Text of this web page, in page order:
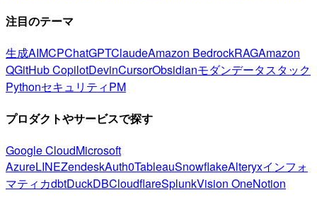
注目のテーマ
生成AIMCPChatGPTClaudeAmazon BedrockRAGAmazon
QGitHub CopilotDevinCursorObsidianモダンデータスタック
PythonセキュリティPM
プロダクトやサービスで探す
Google CloudMicrosoft
AzureLINEZendeskAuth0TableauSnowflakeAlteryxインフォ
マティカdbtDuckDBCloudflareSplunkVision OneNotion